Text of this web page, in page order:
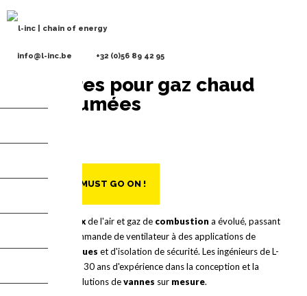
contenu
info@l-inc.be +32 (0)56 89 42 95
Registres pour gaz chaud
et de fumées
THE FLOW MUST GO ON !
fluxde l'air et gaz de combustiona évolué, passant
d'une simple commande de ventilateur à des applications de
processus
critiqueset d'isolation de sécurité. Les ingénieurs de L-
Inc® ont plus de 30 ans d'expérience dans la conception et la
fabrication de solutions devannes sur mesure.